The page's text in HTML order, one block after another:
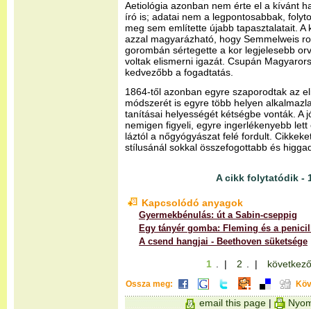
Aetiológia azonban nem érte el a kívánt
író is; adatai nem a legpontosabbak,
meg sem említette újabb tapasztalatait. A
azzal magyarázható, hogy Semmelweis
gorombán sértegette a kor legjelesebb
voltak elismerni igazát. Csupán
kedvezőbb a fogadtatás.
1864-től azonban egyre szaporodtak az
módszerét is egyre több helyen
tanításai helyességét kétségbe vonták. A
nemigen figyeli, egyre ingerlékenyebb
láztól a nőgyógyászat felé fordult.
stílusánál sokkal összefogottabb és
A cikk folytatódik -
Kapcsolódó anyagok
Gyermekbénulás: út a Sabin-cseppig
Egy tányér gomba: Fleming és a
A csend hangjai - Beethoven süketsége
1 . | 2 . |
Ossza meg:
email this page |